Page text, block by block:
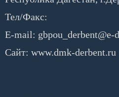
Тел/Факс:
E-mail: gbpou_derbent@e-
Сайт: www.dmk-derbent.ru